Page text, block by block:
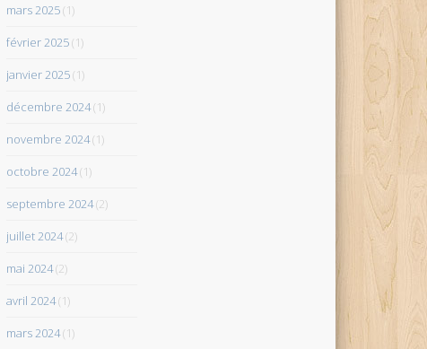
mars 2025(1)
février 2025(1)
janvier 2025(1)
décembre 2024(1)
novembre 2024(1)
octobre 2024(1)
septembre 2024(2)
juillet 2024(2)
mai 2024(2)
avril 2024(1)
mars 2024(1)